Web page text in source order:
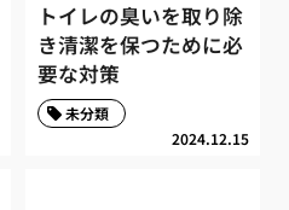
トイレの臭いを取り除
き清潔を保つために必
要な対策
2024.12.15
未分類